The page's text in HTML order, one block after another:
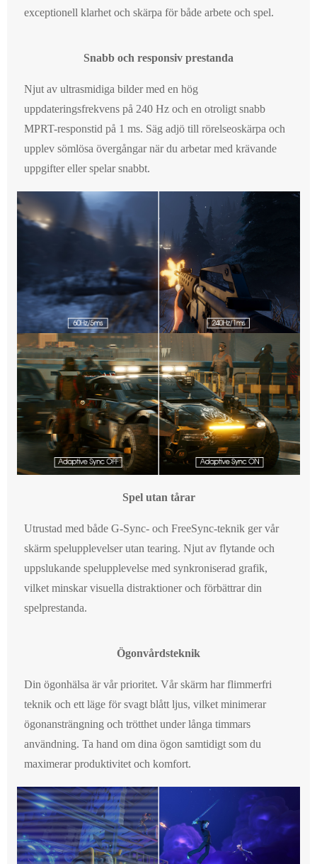
exceptionell klarhet och skärpa för både arbete och spel.
Snabb och responsiv prestanda
Njut av ultrasmidiga bilder med en hög
uppdateringsfrekvens på 240 Hz och en otroligt snabb
MPRT-responstid på 1 ms. Säg adjö till rörelseoskärpa och
upplev sömlösa övergångar när du arbetar med krävande
uppgifter eller spelar snabbt.
Spel utan tårar
Utrustad med både G-Sync- och FreeSync-teknik ger vår
skärm spelupplevelser utan tearing. Njut av flytande och
uppslukande spelupplevelse med synkroniserad grafik,
vilket minskar visuella distraktioner och förbättrar din
spelprestanda.
Ögonvårdsteknik
Din ögonhälsa är vår prioritet. Vår skärm har flimmerfri
teknik och ett läge för svagt blått ljus, vilket minimerar
ögonansträngning och trötthet under långa timmars
användning. Ta hand om dina ögon samtidigt som du
maximerar produktivitet och komfort.